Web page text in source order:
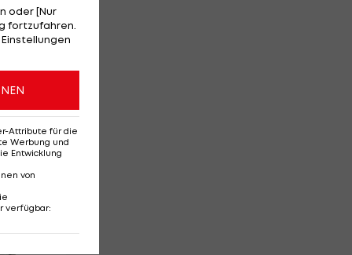
oder [Nur
fortzufahren.
Attribute für die
Werbung und
Entwicklung
von
verfügbar: